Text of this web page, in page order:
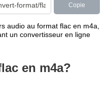
Copie
audio au format flac en m4a,
un convertisseur en ligne
en m4a?